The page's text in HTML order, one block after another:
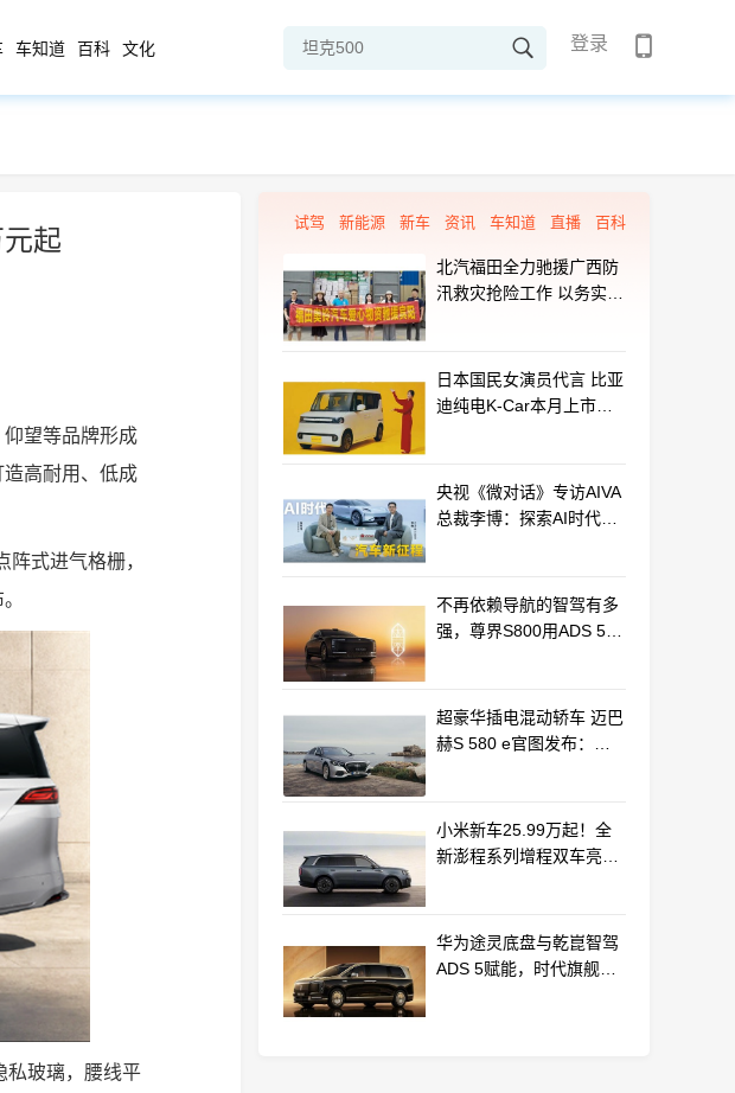
车知道 百科 文化 登录
起
望等品牌形成
高耐用、低成
式进气格栅，
私玻璃，腰线平
试驾 新能源 新车 资讯 车知道 直播 百科
北汽福田全力驰援广西防
汛救灾抢险工作 以务实行
日本国民女演员代言 比亚
迪纯电K-Car本月上市：
央视《微对话》专访AIVA
总裁李博：探索AI时代汽
不再依赖导航的智驾有多
强，尊界S800用ADS 5实
超豪华插电混动轿车 迈巴
赫S 580 e官图发布：老
小米新车25.99万起！全
新澎程系列增程双车亮相
华为途灵底盘与乾崑智驾
ADS 5赋能，时代旗舰